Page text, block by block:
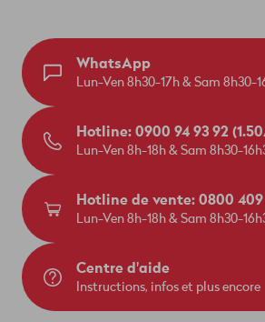
WhatsApp
Lun-Ven 8h30-17h & Sam 8h30-
Hotline: 0900 94 93 92
Lun-Ven 8h-18h & Sam 8h30-
Hotline de vente: 0800
Lun-Ven 8h-18h & Sam 8h30-
Centre d'aide
Instructions, infos et plus encore